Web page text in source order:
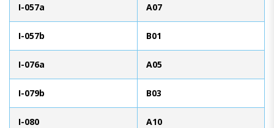
I-057a A07
I-057b B01
I-076a A05
I-079b B03
I-080 A10